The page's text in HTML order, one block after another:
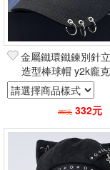
全部尺寸 φ(^o^ *)
大人款
小版
黑
蠟燭
現貨商品
金屬鐵環鐵鍊別針
造型棒球帽 y2k龐
帥氣周邊
350元 332元